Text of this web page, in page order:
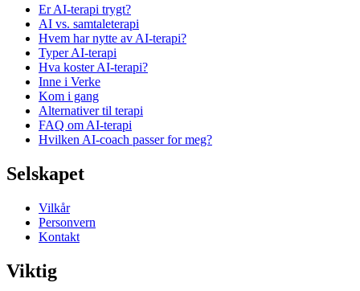
Er AI-terapi trygt?
AI vs. samtaleterapi
Hvem har nytte av AI-terapi?
Typer AI-terapi
Hva koster AI-terapi?
Inne i Verke
Kom i gang
Alternativer til terapi
FAQ om AI-terapi
Hvilken AI-coach passer for meg?
Selskapet
Vilkår
Personvern
Kontakt
Viktig